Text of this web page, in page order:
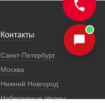
Контакты
Санкт-Петербург
Москва
Нижний Новгород
Набережные Челны